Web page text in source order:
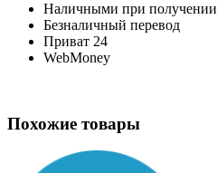
Наличными при получении
Безналичный перевод
Приват 24
WebMoney
Похожие товары